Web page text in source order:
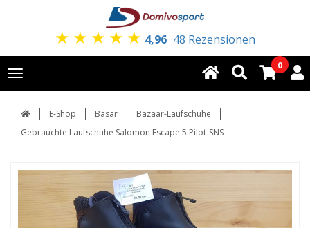
★ ★ ★ ★ ★ 4,96 48 Rezensionen
Toggle
navigation
0
E-Shop Basar
Bazaar-Laufschuhe
Gebrauchte Laufschuhe Salomon Escape 5 Pilot-SNS